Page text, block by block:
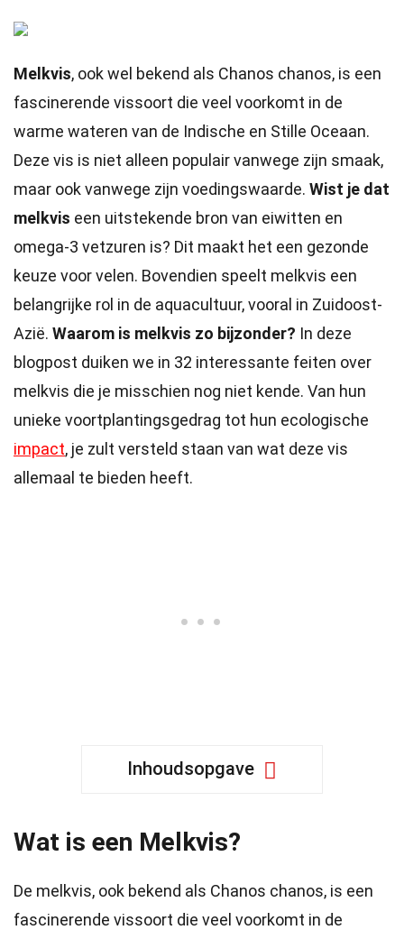
Melkvis, ook wel bekend als Chanos chanos, is een
fascinerende vissoort die veel voorkomt in de
warme wateren van de Indische en Stille Oceaan.
Deze vis is niet alleen populair vanwege zijn smaak,
maar ook vanwege zijn voedingswaarde. Wist je dat
melkvis een uitstekende bron van eiwitten en
omega-3 vetzuren is? Dit maakt het een gezonde
keuze voor velen. Bovendien speelt melkvis een
belangrijke rol in de aquacultuur, vooral in Zuidoost-
Azië. Waarom is melkvis zo bijzonder? In deze
blogpost duiken we in 32 interessante feiten over
melkvis die je misschien nog niet kende. Van hun
unieke voortplantingsgedrag tot hun ecologische
impact, je zult versteld staan van wat deze vis
allemaal te bieden heeft.
Inhoudsopgave
Wat is een Melkvis?
De melkvis, ook bekend als Chanos chanos, is een
fascinerende vissoort die veel voorkomt in de